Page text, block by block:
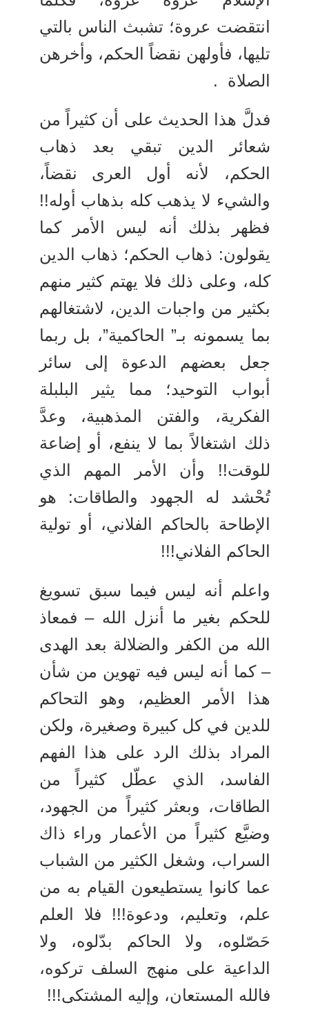
انتقضت عروة؛ تشبث الناس بالتي
تليها، فأولهن نقضاً الحكم، وأخرهن
الصلاة .
فدلَّ هذا الحديث على أن كثيراً من
شعائر الدين تبقي بعد ذهاب
الحكم، لأنه أول العرى نقضاً،
والشيء لا يذهب كله بذهاب أوله!!
فظهر بذلك أنه ليس الأمر كما
يقولون: ذهاب الحكم؛ ذهاب الدين
كله، وعلى ذلك فلا يهتم كثير منهم
بكثير من واجبات الدين، لاشتغالهم
بما يسمونه بـ” الحاكمية”، بل ربما
جعل بعضهم الدعوة إلى سائر
أبواب التوحيد؛ مما يثير البلبلة
الفكرية، والفتن المذهبية، وعدَّ
ذلك اشتغالاً بما لا ينفع، أو إضاعة
للوقت!! وأن الأمر المهم الذي
تُحْشد له الجهود والطاقات: هو
الإطاحة بالحاكم الفلاني، أو تولية
الحاكم الفلاني!!!
واعلم أنه ليس فيما سبق تسويغ
للحكم بغير ما أنزل الله – فمعاذ
الله من الكفر والضلالة بعد الهدى
– كما أنه ليس فيه تهوين من شأن
هذا الأمر العظيم، وهو التحاكم
للدين في كل كبيرة وصغيرة، ولكن
المراد بذلك الرد على هذا الفهم
الفاسد، الذي عطّل كثيراً من
الطاقات، وبعثر كثيراً من الجهود،
وضيَّع كثيراً من الأعمار وراء ذاك
السراب، وشغل الكثير من الشباب
عما كانوا يستطيعون القيام به من
علم، وتعليم، ودعوة!!! فلا العلم
حَصّلوه، ولا الحاكم بدّلوه، ولا
الداعية على منهج السلف تركوه،
فالله المستعان، وإليه المشتكى!!!